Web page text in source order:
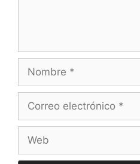
Nombre
Correo
Web